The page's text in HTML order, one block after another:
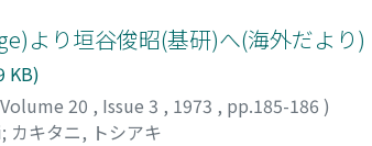
より垣谷俊昭(基研)へ(海外だより)
KB)
Volume 20 , Issue 3 , 1973 , pp.185-186 )
; カキタニ, トシアキ